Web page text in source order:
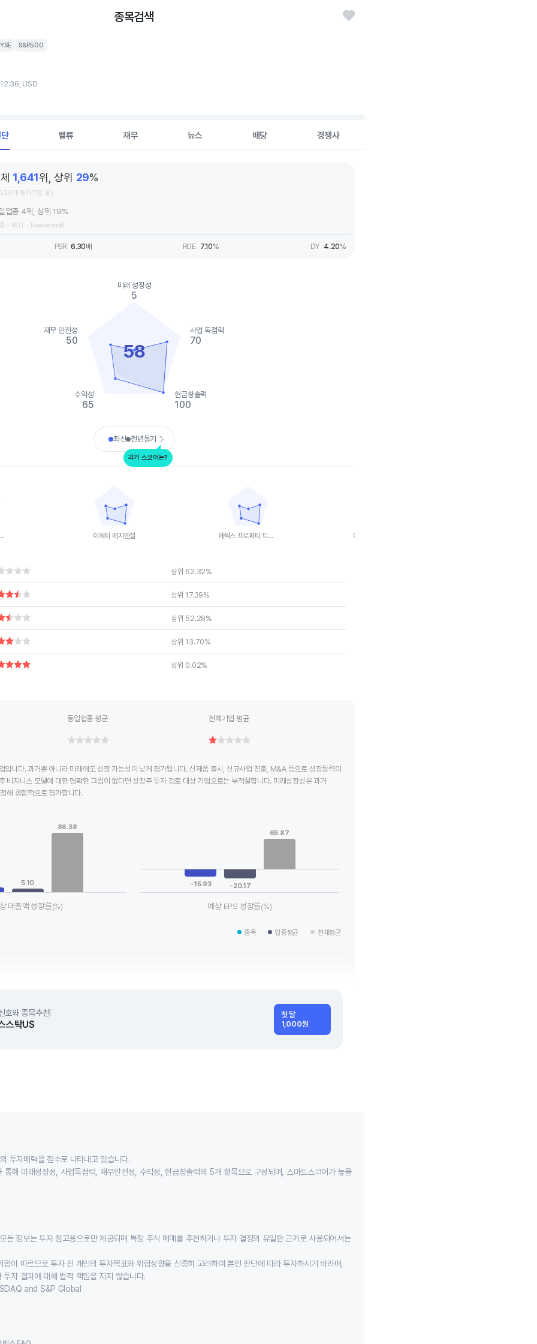
종목검색
S&P500
USD
밸류 재무 뉴스 배당 경쟁사
1,641위, 상위 29%
개 평가기업 중)
업종 4위, 상위 19%
- REIT - Residential)
PSR 6.30배 ROE 7.10% DY 4.20%
58
미래 성장성
5
사업 독점력
70
현금창출력
100
수익성
65
재무 안전성
50
최신 전년동기
과거 스코어는?
1 Y axis displaying values. Data ranges from 0 to 80.
아발론베이 커뮤니티즈
The chart has 1 Y axis displaying values. Data ranges from 0 to 100.
이쿼티 레지덴셜
The chart has 1 Y axis displaying values. Data ranges from 0 to 100.
에섹스 프로퍼티 트러스트 아메리칸 홈즈 4 렌트
상위 62.32%
상위 17.39%
상위 52.28%
상위 13.70%
상위 0.02%
동일업종 평균 전체기업 평균
입니다. 과거뿐 아니라 미래에도 성장 가능성이 낮게 평가됩니다. 신제품 출시, 신규사업 진출, M&A 등으로 성장동력이
비지니스 모델에 대한 명확한 그림이 없다면 성장주 투자 검토 대상 기업으로는 부적절합니다. 미래성장성은 과거
해 종합적으로 평가합니다.
5.10
86.38
매출액 성장률(%)
The chart has 1 X axis displaying categories.
-15.93 -20.17
65.87
예상 EPS 성장률(%)
종목 업종평균 전체평균
호와 종목추천!
스탁US
첫 달
1,000원
투자매력을 점수로 나타내고 있습니다.
통해 미래성장성, 사업독점력, 재무안전성, 수익성, 현금창출력의 5개 항목으로 구성되며, 스마트스코어가 높을
든 정보는 투자 참고용으로만 제공되며 특정 주식 매매를 추천하거나 투자 결정의 유일한 근거로 사용되어서는
험이 따르므로 투자 전 개인의 투자목표와 위험성향을 신중히 고려하여 본인 판단에 따라 투자하시기 바라며,
투자 결과에 대해 법적 책임을 지지 않습니다.
and S&P Global